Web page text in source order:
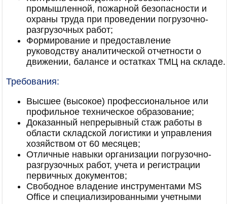
промышленной, пожарной безопасности и
охраны труда при проведении погрузочно-
разгрузочных работ;
Формирование и предоставление
руководству аналитической отчетности о
движении, балансе и остатках ТМЦ на складе.
Требования:
Высшее (высокое) профессиональное или
профильное техническое образование;
Доказанный непрерывный стаж работы в
области складской логистики и управления
хозяйством от 60 месяцев;
Отличные навыки организации погрузочно-
разгрузочных работ, учета и регистрации
первичных документов;
Свободное владение инструментами MS
Office и специализированными учетными